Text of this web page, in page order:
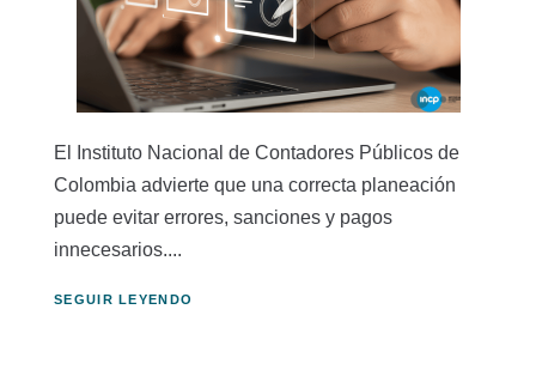
El Instituto Nacional de Contadores Públicos de
Colombia advierte que una correcta planeación
puede evitar errores, sanciones y pagos
innecesarios....
SEGUIR LEYENDO